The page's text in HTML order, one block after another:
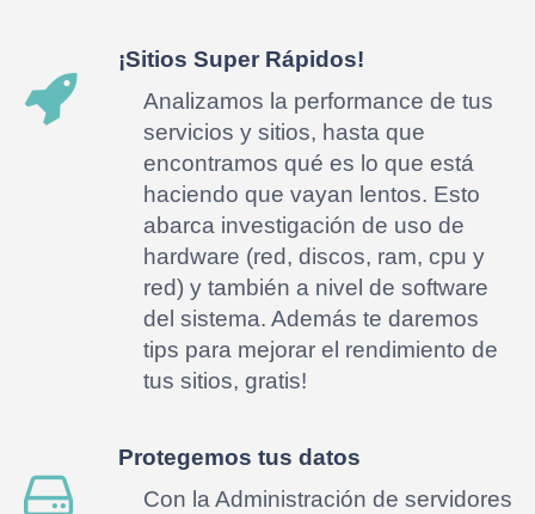
¡Sitios Super Rápidos!
Analizamos la performance de tus
servicios y sitios, hasta que
encontramos qué es lo que está
haciendo que vayan lentos. Esto
abarca investigación de uso de
hardware (red, discos, ram, cpu y
red) y también a nivel de software
del sistema. Además te daremos
tips para mejorar el rendimiento de
tus sitios, gratis!
Protegemos tus datos
Con la Administración de servidores